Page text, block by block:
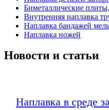
Биметаллические
Внутренняя наплавка
Наплавка бандажей
Наплавка ножей
Новости и статьи
Наплавка в среде